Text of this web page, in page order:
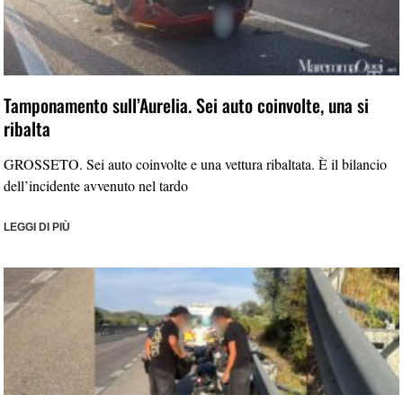
Tamponamento sull’Aurelia. Sei auto coinvolte, una si
ribalta
GROSSETO. Sei auto coinvolte e una vettura ribaltata. È il bilancio
dell’incidente avvenuto nel tardo
LEGGI DI PIÙ